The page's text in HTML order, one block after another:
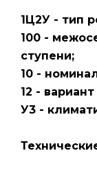
1Ц2У - тип
100 -
ступени;
10 -
12 -
У3 -